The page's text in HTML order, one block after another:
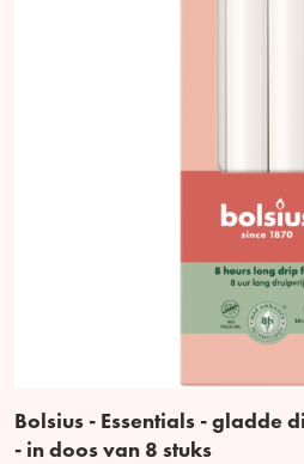
Bolsius - Essentials - gladde
- in doos van 8 stuks